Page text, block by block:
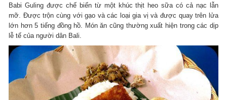
Babi Guling được chế biến từ một khúc thịt heo sữa có cả nạc lẫn
mỡ. Được trộn cùng với gạo và các loại gia vị và được quay trên lửa
lớn hơn 5 tiếng đồng hồ. Món ăn cũng thường xuất hiện trong các dịp
lễ tế của người dân Bali.